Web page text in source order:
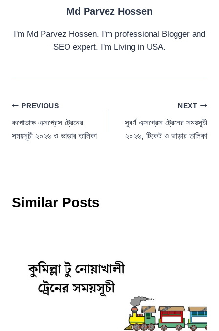
Md Parvez Hossen
I'm Md Parvez Hossen. I'm professional Blogger and
SEO expert. I'm Living in USA.
Post
navigation
PREVIOUS
কপোতাক্ষ এক্সপ্রেস ট্রেনের
সময়সূচী ২০২৬ ও ভাড়ার তালিকা
NEXT
সুবর্ণ এক্সপ্রেস ট্রেনের সময়সূচী
২০২৬, টিকেট ও ভাড়ার তালিকা
Similar Posts